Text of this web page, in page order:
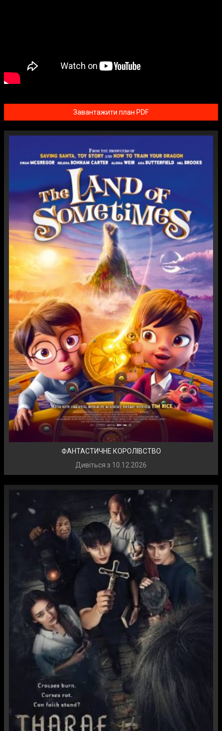
Завантажити план PDF
ФАНТАСТИЧНЕ КОРОЛІВСТВО
Дивіться з 10.12.2026